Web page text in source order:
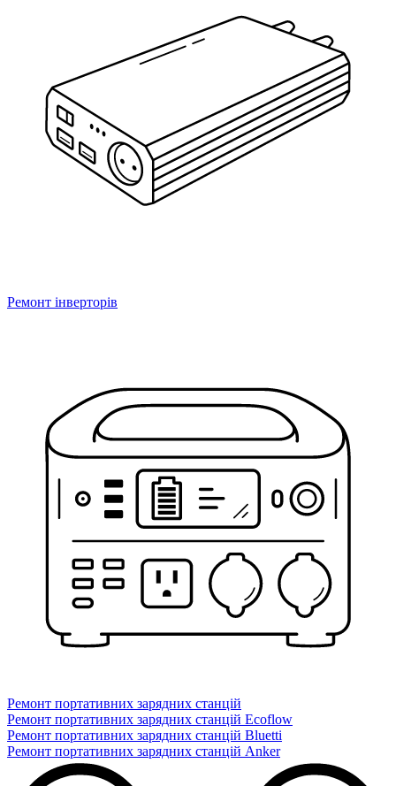
Ремонт інверторів
Ремонт портативних зарядних станцій
Ремонт портативних зарядних станцій Ecoflow
Ремонт портативних зарядних станцій Bluetti
Ремонт портативних зарядних станцій Anker